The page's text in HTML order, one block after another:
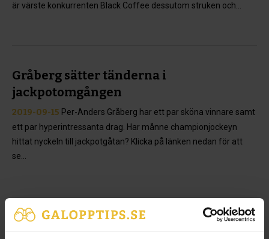
är värste konkurrenten Black Coffee dessutom struken och...
Gråberg sätter tänderna i
jackpotomgången
2019-09-15 Per-Anders Gråberg har ett par sköna vinnare samt
ett par hyperintressanta drag. Har månne championjockeyn
hittat nyckeln till jackpotgåtan? Klicka på länken nedan för att
se...
Championship Weekend - lördag